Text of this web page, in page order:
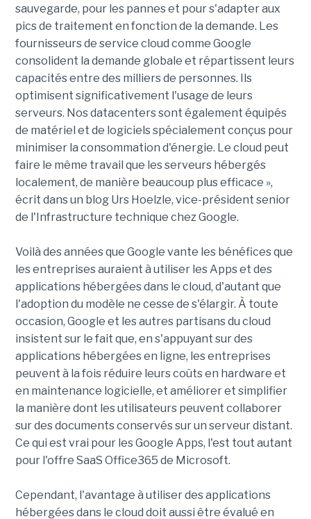
sauvegarde, pour les pannes et pour s'adapter aux
pics de traitement en fonction de la demande. Les
fournisseurs de service cloud comme Google
consolident la demande globale et répartissent leurs
capacités entre des milliers de personnes. Ils
optimisent significativement l'usage de leurs
serveurs. Nos datacenters sont également équipés
de matériel et de logiciels spécialement conçus pour
minimiser la consommation d'énergie. Le cloud peut
faire le même travail que les serveurs hébergés
localement, de manière beaucoup plus efficace »,
écrit dans un blog Urs Hoelzle, vice-président senior
de l'Infrastructure technique chez Google.
Voilà des années que Google vante les bénéfices que
les entreprises auraient à utiliser les Apps et des
applications hébergées dans le cloud, d'autant que
l'adoption du modèle ne cesse de s'élargir. À toute
occasion, Google et les autres partisans du cloud
insistent sur le fait que, en s'appuyant sur des
applications hébergées en ligne, les entreprises
peuvent à la fois réduire leurs coûts en hardware et
en maintenance logicielle, et améliorer et simplifier
la manière dont les utilisateurs peuvent collaborer
sur des documents conservés sur un serveur distant.
Ce qui est vrai pour les Google Apps, l'est tout autant
pour l'offre SaaS Office365 de Microsoft.
Cependant, l'avantage à utiliser des applications
hébergées dans le cloud doit aussi être évalué en